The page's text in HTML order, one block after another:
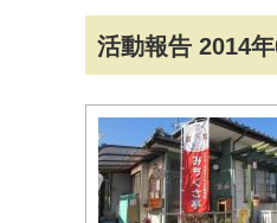
活動報告 2014年